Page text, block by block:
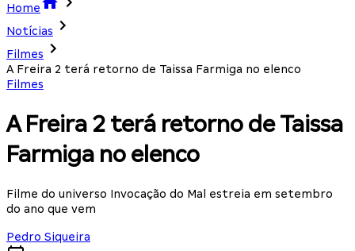
Home
Notícias
Filmes
A Freira 2 terá retorno de Taissa Farmiga no elenco
Filmes
A Freira 2 terá retorno de Taissa
Farmiga no elenco
Filme do universo Invocação do Mal estreia em setembro
do ano que vem
Pedro Siqueira